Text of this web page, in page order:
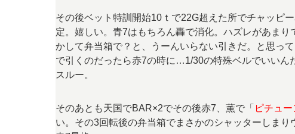
その後ベット特訓開始10ｔで22G超えた所でチャッピ
定。嬉しい。青7はもちろん轟で消化。ハズレがあま
かして弁当箱で？と、うーんいらない引きだ。と思っ
で引くのだったら赤7の時に…1/30の特殊ベルでいいん
スルー。
そのあとも天国でBAR×2でその後赤7、薫で「 ピチュー
い。その3回転後の弁当箱でまさかのシャッターしま